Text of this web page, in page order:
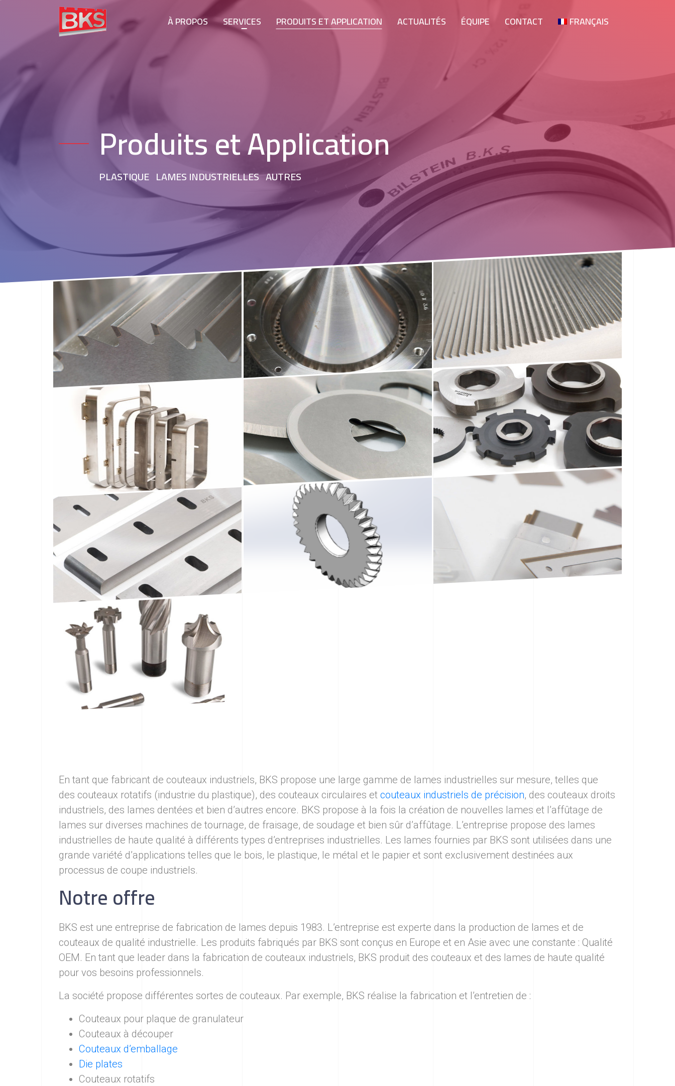
À PROPOS SERVICES PRODUITS ET APPLICATION ACTUALITÉS ÉQUIPE CONTACT FRANÇAIS
Produits et Application
PLASTIQUE LAMES INDUSTRIELLES AUTRES
En tant que fabricant de couteaux industriels, BKS propose une large gamme de lames industrielles sur mesure, telles que
des couteaux rotatifs (industrie du plastique), des couteaux circulaires et couteaux industriels de précision, des couteaux droits
industriels, des lames dentées et bien d’autres encore. BKS propose à la fois la création de nouvelles lames et l’affûtage de
lames sur diverses machines de tournage, de fraisage, de soudage et bien sûr d’affûtage. L’entreprise propose des lames
industrielles de haute qualité à différents types d’entreprises industrielles. Les lames fournies par BKS sont utilisées dans une
grande variété d’applications telles que le bois, le plastique, le métal et le papier et sont exclusivement destinées aux
processus de coupe industriels.
Notre offre
BKS est une entreprise de fabrication de lames depuis 1983. L’entreprise est experte dans la production de lames et de
couteaux de qualité industrielle. Les produits fabriqués par BKS sont conçus en Europe et en Asie avec une constante : Qualité
OEM. En tant que leader dans la fabrication de couteaux industriels, BKS produit des couteaux et des lames de haute qualité
pour vos besoins professionnels.
La société propose différentes sortes de couteaux. Par exemple, BKS réalise la fabrication et l’entretien de :
Couteaux pour plaque de granulateur
Couteaux à découper
Couteaux d’emballage
Die plates
Couteaux rotatifs